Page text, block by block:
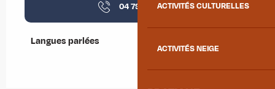
ACTIVITÉS CULTURELLES
ACTIVITÉS NEIGE
04 79 83 15▒▒
Langues parlées
Langues parlées